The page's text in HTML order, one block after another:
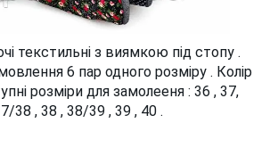
текстильні з виямкою під стопу .
6 пар одного розміру . Колір
розміри для замолееня : 36 , 37,
38 , 38 , 38/39 , 39 , 40 .